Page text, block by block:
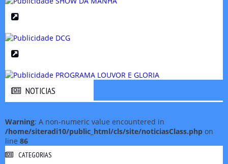
NOTICIAS
Warning: A non-numeric value encountered in
/home/siteradi10/public_html/cls/site/noticiasClass.php on
line 86
CATEGORIAS